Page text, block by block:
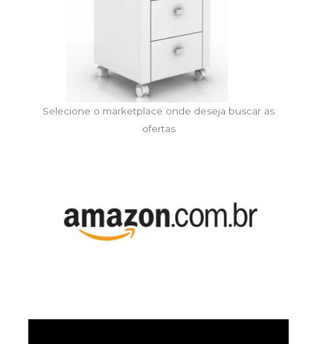
Selecione o marketplace onde deseja buscar as
ofertas